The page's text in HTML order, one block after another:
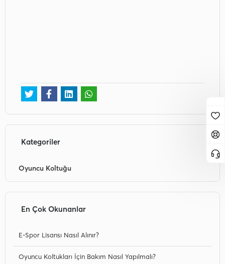
Kategoriler
Oyuncu Koltuğu
En Çok Okunanlar
E-Spor Lisansı Nasıl Alınır?
Oyuncu Koltukları İçin Bakım Nasıl Yapılmalı?